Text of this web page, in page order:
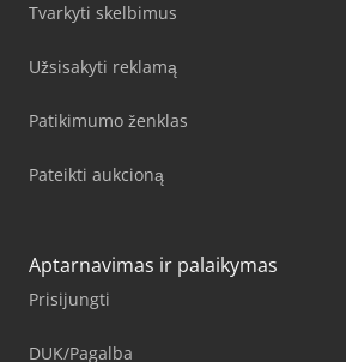
Tvarkyti skelbimus
Užsisakyti reklamą
Patikimumo ženklas
Pateikti aukcioną
Aptarnavimas ir palaikymas
Prisijungti
DUK/Pagalba